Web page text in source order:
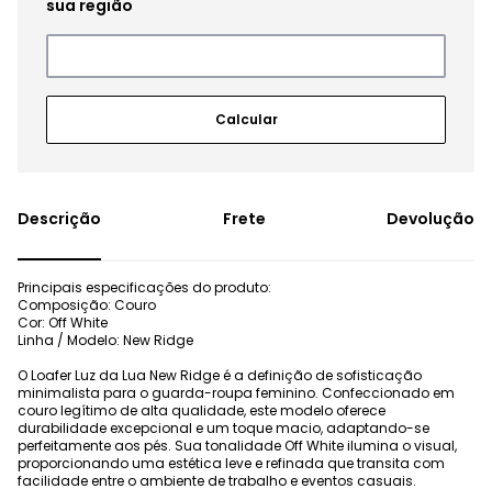
Frete Devolução
Principais especificações do produto:
Composição: Couro
Cor: Off White
Linha / Modelo: New Ridge
O Loafer Luz da Lua New Ridge é a definição de sofisticação
minimalista para o guarda-roupa feminino. Confeccionado em
couro legítimo de alta qualidade, este modelo oferece
durabilidade excepcional e um toque macio, adaptando-se
perfeitamente aos pés. Sua tonalidade Off White ilumina o visual,
proporcionando uma estética leve e refinada que transita com
facilidade entre o ambiente de trabalho e eventos casuais.